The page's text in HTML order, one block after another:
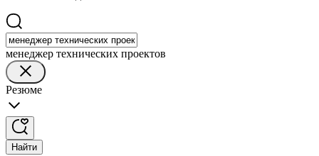
менеджер технических проектов
Резюме
Найти